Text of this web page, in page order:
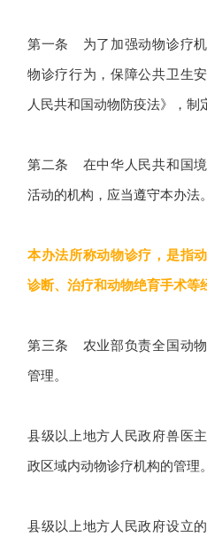
第一条 为了加强动物诊疗
物诊疗行为，保障公共卫生
人民共和国动物防疫法》
，制
第二条 在中华人民共和国
活动的机构，应当遵守本办法。
本办法所称动物诊疗，是指
诊断、治疗和动物绝育手术等
第三条 农业部负责全国动
管理。
县级以上地方人民政府兽医
政区域内动物诊疗机构的管理。
县级以上地方人民政府设立